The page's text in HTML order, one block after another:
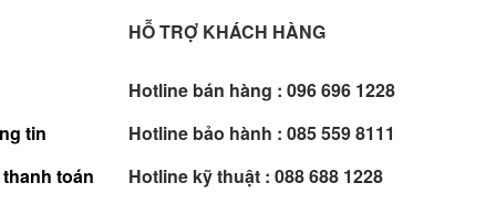
tin
toán
HỖ TRỢ KHÁCH HÀNG
Hotline bán hàng : 096 696 1228
Hotline bảo hành : 085 559 8111
Hotline kỹ thuật : 088 688 1228